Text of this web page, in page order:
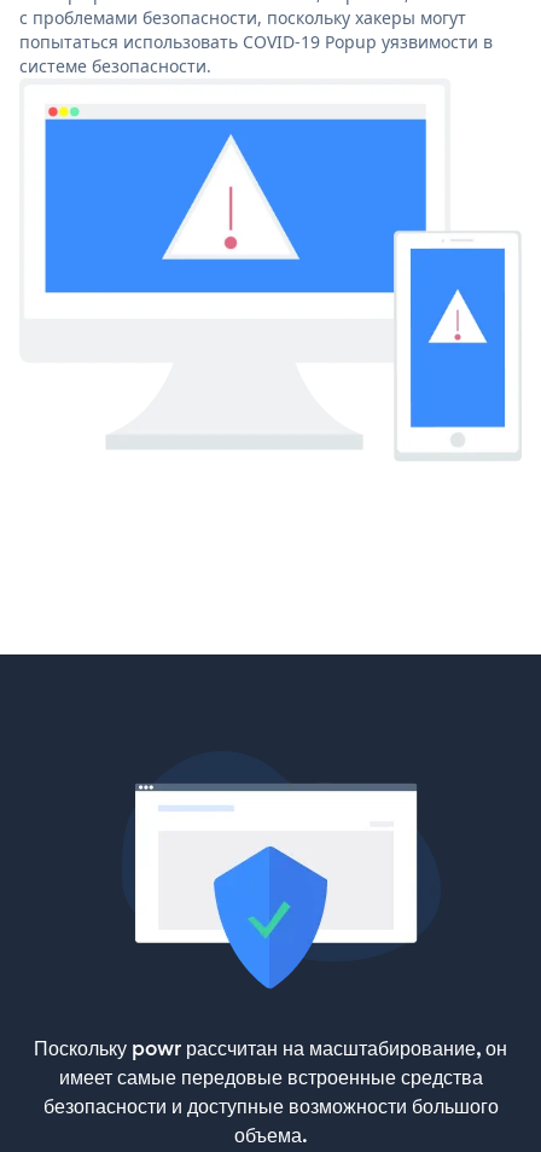
с проблемами безопасности, поскольку хакеры могут
попытаться использовать COVID-19 Popup уязвимости в
системе безопасности.
Поскольку powr рассчитан на масштабирование, он
имеет самые передовые встроенные средства
безопасности и доступные возможности большого
объема.